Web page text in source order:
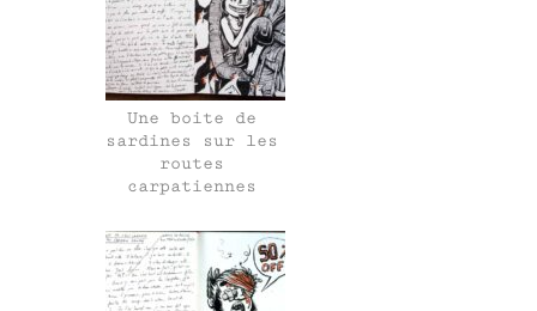
Une boite de
sardines sur les
routes
carpatiennes